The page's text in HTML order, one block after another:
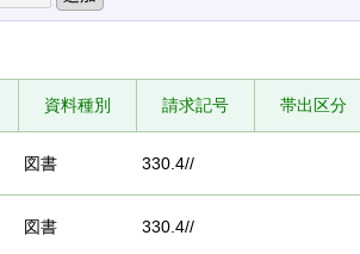
資料種別 請求記号 帯出区分
図書 330.4//
図書 330.4//